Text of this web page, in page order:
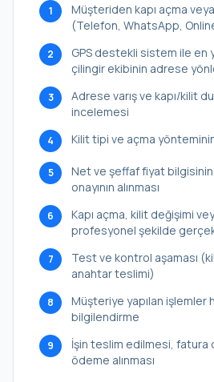
1
Müşteriden kapı açma
(Telefon, WhatsApp,
2
GPS destekli sistem ile en
çilingir ekibinin adrese
3
Adrese varış ve kapı/kilit
incelemesi
4 Kilit tipi ve açma
5
Net ve şeffaf fiyat
onayının alınması
6
Kapı açma, kilit değişimi
profesyonel şekilde
7
Test ve kontrol aşaması
anahtar teslimi)
8
Müşteriye yapılan işlemler
bilgilendirme
9
İşin teslim edilmesi, fatura
ödeme alınması